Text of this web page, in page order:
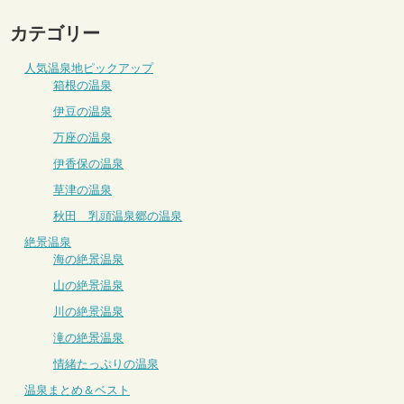
カテゴリー
人気温泉地ピックアップ
箱根の温泉
伊豆の温泉
万座の温泉
伊香保の温泉
草津の温泉
秋田 乳頭温泉郷の温泉
絶景温泉
海の絶景温泉
山の絶景温泉
川の絶景温泉
滝の絶景温泉
情緒たっぷりの温泉
温泉まとめ＆ベスト